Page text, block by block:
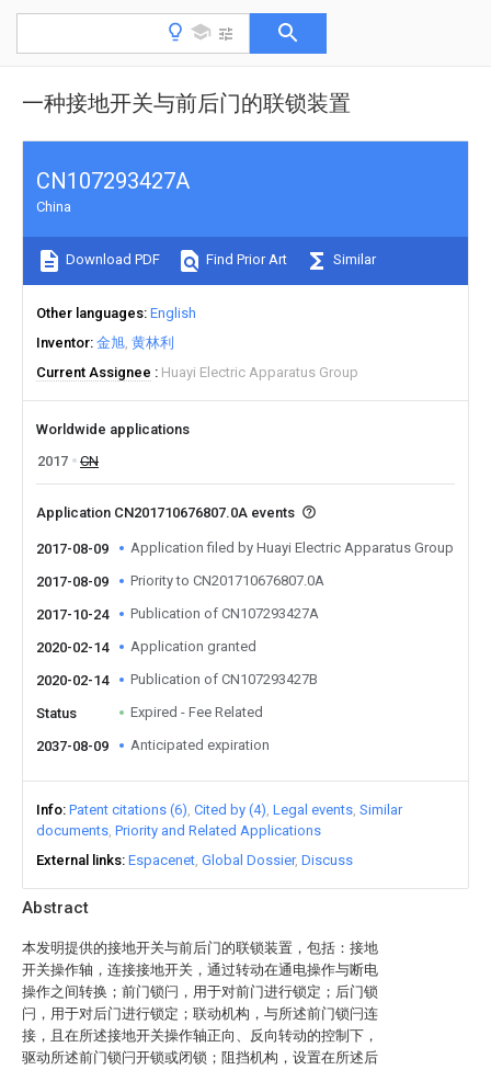
一种接地开关与前后门的联锁装置
Abstract
本发明提供的接地开关与前后门的联锁装置，包括：接地
开关操作轴，连接接地开关，通过转动在通电操作与断电
操作之间转换；前门锁闩，用于对前门进行锁定；后门锁
闩，用于对后门进行锁定；联动机构，与所述前门锁闩连
接，且在所述接地开关操作轴正向、反向转动的控制下，
驱动所述前门锁闩开锁或闭锁；阻挡机构，设置在所述后
CN107293427A
China
Download PDF Find Prior Art Similar
Other languages English
Inventor 金旭 黄林利
Current Assignee
Huayi Electric Apparatus Group
Worldwide applications
2017
CN
Application CN201710676807.0A events
2017-08-09 Application filed by Huayi Electric Apparatus Group
2017-08-09 Priority to CN201710676807.0A
2017-10-24 Publication of CN107293427A
2020-02-14 Application granted
2020-02-14 Publication of CN107293427B
Status Expired - Fee Related
2037-08-09 Anticipated expiration
Info Patent citations (6) Cited by (4) Legal events Similar
documents Priority and Related Applications
External links Espacenet Global Dossier Discuss